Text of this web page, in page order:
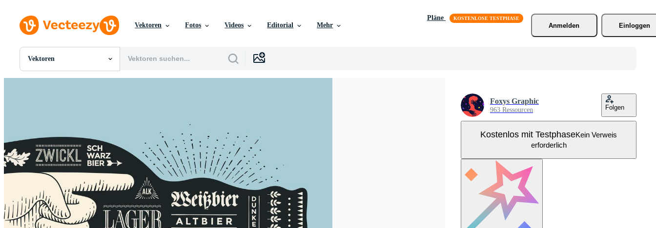
Vektoren Fotos Videos Editorial Mehr
Pläne
Anmelden
Einloggen
Vektoren
Alle Bilder
Motion Graphics
Redaktionelle Bilder
Redaktionelle Ereignisse
Foxys Graphic
963 Ressourcen Folgen
Kostenlos mit TestphaseKein Verweis
erforderlich